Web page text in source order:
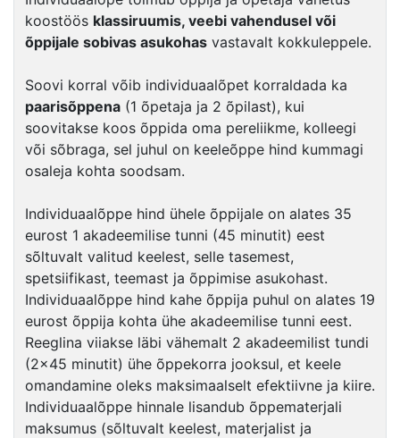
koostöös klassiruumis, veebi vahendusel või
õppijale sobivas asukohas vastavalt kokkuleppele.
Soovi korral võib individuaalõpet korraldada ka
paarisõppena (1 õpetaja ja 2 õpilast), kui
soovitakse koos õppida oma pereliikme, kolleegi
või sõbraga, sel juhul on keeleõppe hind kummagi
osaleja kohta soodsam.
Individuaalõppe hind ühele õppijale on alates 35
eurost 1 akadeemilise tunni (45 minutit) eest
sõltuvalt valitud keelest, selle tasemest,
spetsiifikast, teemast ja õppimise asukohast.
Individuaalõppe hind kahe õppija puhul on alates 19
eurost õppija kohta ühe akadeemilise tunni eest.
Reeglina viiakse läbi vähemalt 2 akadeemilist tundi
(2×45 minutit) ühe õppekorra jooksul, et keele
omandamine oleks maksimaalselt efektiivne ja kiire.
Individuaalõppe hinnale lisandub õppematerjali
maksumus (sõltuvalt keelest, materjalist ja